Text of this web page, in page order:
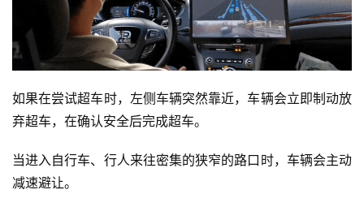
如果在尝试超车时，左侧车辆突然靠近，车辆会立即制动放
弃超车，在确认安全后完成超车。
当进入自行车、行人来往密集的狭窄的路口时，车辆会主动
减速避让。